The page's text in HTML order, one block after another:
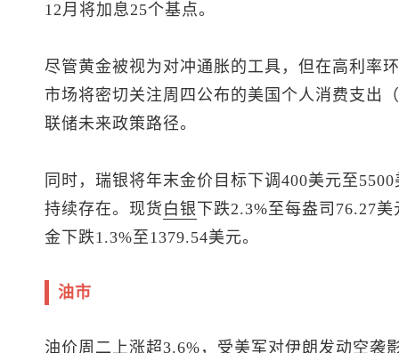
12月将加息25个基点。
尽管黄金被视为对冲通胀的工具，但在高利率
市场将密切关注周四公布的美国个人消费支出
联储未来政策路径。
同时，瑞银将年末金价目标下调400美元至
持续存在。 现货 白银 下跌2.3%至每盎司76.27美
金下跌1.3%至1379.54美元。
油市
油价周二上涨超3.6%，受美军对伊朗发动空袭